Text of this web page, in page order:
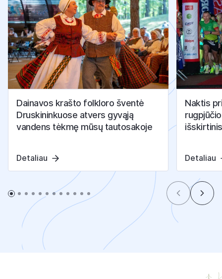
Dainavos krašto folkloro šventė
Druskininkuose atvers gyvąją
vandens tėkmę mūsų tautosakoje
Detaliau
Naktis
Detaliau